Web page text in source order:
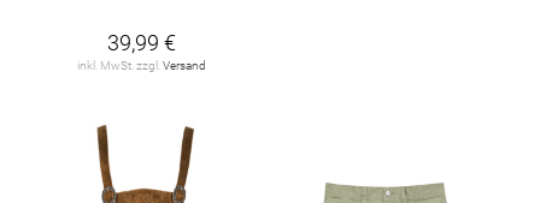
39,99 €
inkl. MwSt. zzgl. Versand